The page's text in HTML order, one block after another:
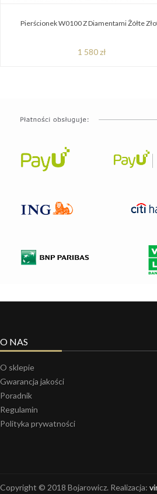
Pierścionek W0100 Z Diamentami Żółte
1 580 zł
O NAS
O sklepie
Gwarancja jakości
Poradnik
Regulamin
Polityka prywatności
Copyright © 2018 Bojarowicz. Realizacja: